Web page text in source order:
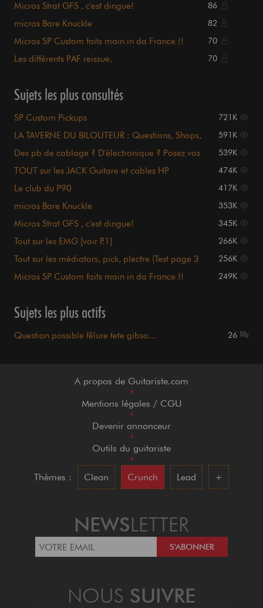
Micros Strat GFS , c'est dingue! 86
micros Bare Knuckle 82
Micros SP Custom faits main in da France !! 70
Les différents PAF reissue. 70
Sujets les plus consultés
SP Custom Pickups 721K
LA TAVERNE DU BILOUTEUR : Questions, Shops,
591K
Des pb de cablage ? D'électronique ? Posez vos
539K
TOUT sur les JACK Guitare et cables HP 474K
Le club du P90 417K
micros Bare Knuckle 353K
Micros Strat GFS , c'est dingue! 345K
Tout sur les EMG [voir P.1] 266K
Tout sur les médiators, pick, plectre (Test page 3
256K
Micros SP Custom faits main in da France !! 249K
Sujets les plus actifs
Question possible fêlure tete gibso... 26
A propos de Guitariste.com
•
Mentions légales / CGU
•
Devenir annonceur
•
Outils du guitariste
•
Thèmes :
Clean Crunch Lead +
NEWSLETTER
NOUS SUIVRE